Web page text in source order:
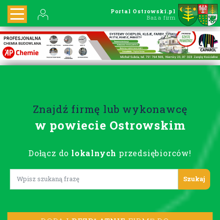
Portal Ostrowski.pl
Baza firm
Znajdź firmę lub wykonawcę
w powiecie Ostrowskim
Dołącz do lokalnych przedsiębiorców!
Lorem ipsum